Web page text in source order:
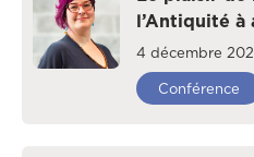
l’Antiquité à
4 décembre
Conférence